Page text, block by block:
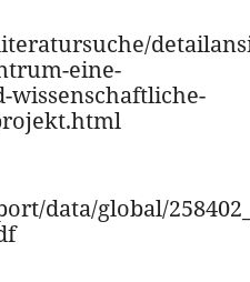
eine-
wissenschaftliche-
data/global/